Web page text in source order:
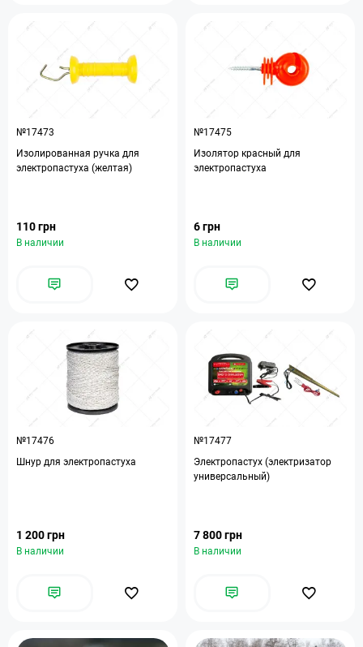
№17473
Изолированная ручка для
электропастуха (желтая)
110 грн
В наличии
№17475
Изолятор красный для
электропастуха
6 грн
В наличии
№17476
Шнур для электропастуха
1 200 грн
В наличии
№17477
Электропастух (электризатор
универсальный)
7 800 грн
В наличии